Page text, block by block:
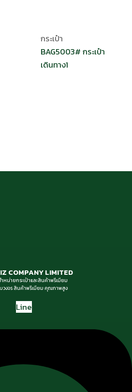
กระเป๋า
BAG5003# กระเป๋า
เดินทาง1
COMPANY LIMITED
หน่ายกระเป๋าและสินค้าพรีเมียม
วงจร สินค้าพรีเมียม คุณภาพสูง
Line